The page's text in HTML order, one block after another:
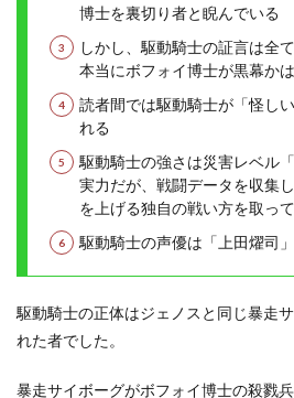
博士を裏切り者と睨んでいる
しかし、駆動騎士の証言は全
本当にボフォイ博士が黒幕か
読者間では駆動騎士が「怪し
れる
駆動騎士の強さは災害レベル
実力だが、戦闘データを収集
を上げる独自の戦い方を取っ
駆動騎士の声優は「上田燿司
駆動騎士の正体はジェノスと同じ暴走
れた者でした。
暴走サイボーグがボフォイ博士の殺戮